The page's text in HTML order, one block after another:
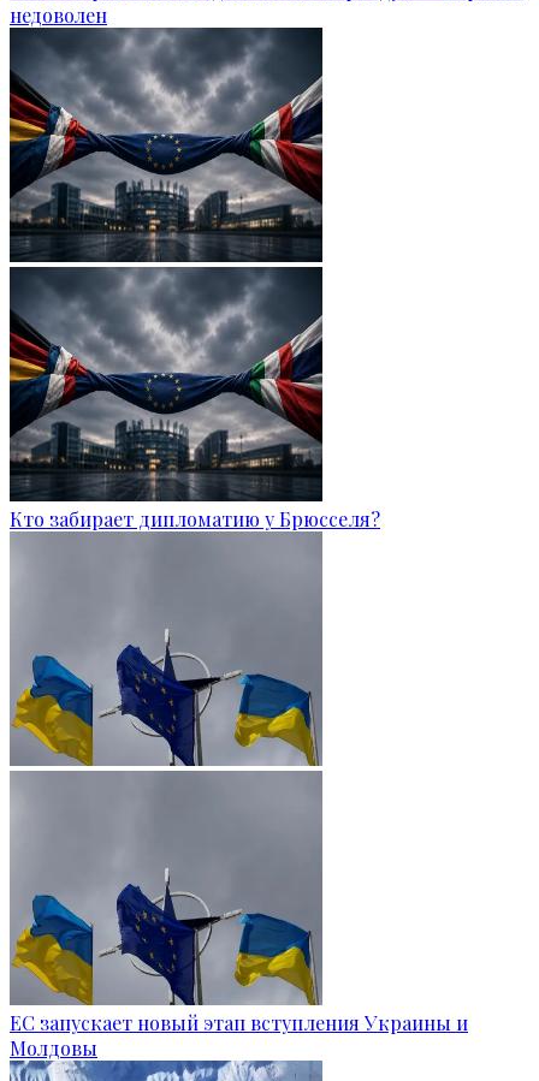
недоволен
Кто забирает дипломатию у Брюсселя?
ЕС запускает новый этап вступления Украины и
Молдовы